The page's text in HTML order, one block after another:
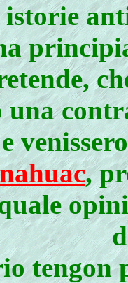
istorie
una
,
tengon